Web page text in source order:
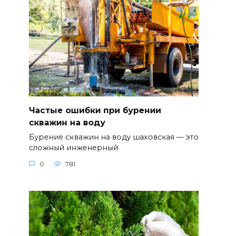
Частые ошибки при бурении
скважин на воду
Бурение скважин на воду шаховская — это
сложный инженерный
0 781